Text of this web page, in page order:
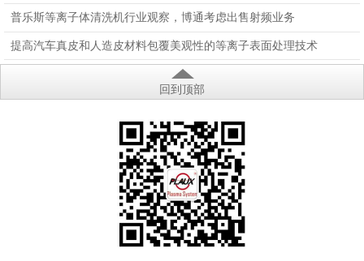
普乐斯等离子体清洗机行业观察，博通考虑出售射频业务
提高汽车真皮和人造皮材料包覆美观性的等离子表面处理技术
回到顶部